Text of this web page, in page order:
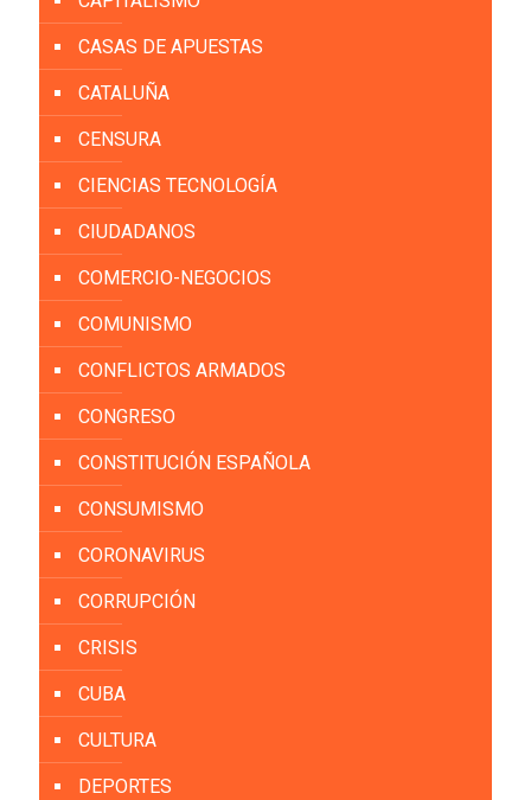
CASAS DE APUESTAS
CATALUÑA
CENSURA
CIENCIAS TECNOLOGÍA
CIUDADANOS
COMERCIO-NEGOCIOS
COMUNISMO
CONFLICTOS ARMADOS
CONGRESO
CONSTITUCIÓN ESPAÑOLA
CONSUMISMO
CORONAVIRUS
CORRUPCIÓN
CRISIS
CUBA
CULTURA
DEPORTES